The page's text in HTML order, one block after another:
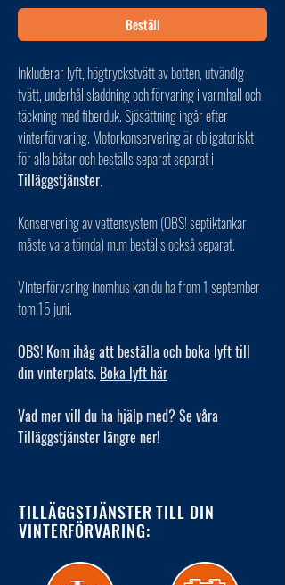
Beställ
Inkluderar lyft, högtryckstvätt av botten, utvändig
tvätt, underhållsladdning och förvaring i varmhall och
täckning med fiberduk. Sjösättning ingår efter
vinterförvaring. Motorkonservering är obligatoriskt
för alla båtar och beställs separat separat i
Tilläggstjänster.
Konservering av vattensystem (OBS! septiktankar
måste vara tömda) m.m beställs också separat.
Vinterförvaring inomhus kan du ha from 1 september
tom 15 juni.
OBS! Kom ihåg att beställa och boka lyft till
din vinterplats. Boka lyft här
Vad mer vill du ha hjälp med? Se våra
Tilläggstjänster längre ner!
TILLÄGGSTJÄNSTER TILL DIN
VINTERFÖRVARING: